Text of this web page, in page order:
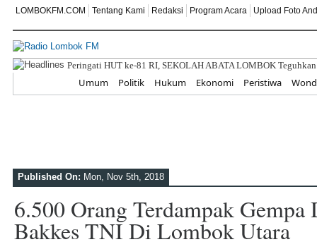
LOMBOKFM.COM Tentang Kami Redaksi Program Acara Upload Foto
Di Balik Ruang Ter
Umum Politik Hukum Ekonomi Peristiwa
Published On: Mon, Nov 5th, 2018
6.500 Orang Terdampak Gempa
Bakkes TNI Di Lombok Utara